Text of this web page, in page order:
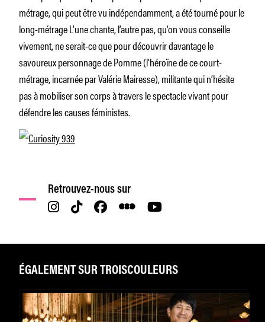
métrage, qui peut être vu indépendamment, a été tourné pour le
long-métrageL’une chante, l’autre pas,qu’on vous conseille
vivement, ne serait-ce que pour découvrir davantage le
savoureux personnage de Pomme (l’héroïne de ce court-
métrage, incarnée par Valérie Mairesse), militante qui n’hésite
pas à mobiliser son corps à travers le spectacle vivant pour
défendre les causes féministes.
Retrouvez-nous sur
ÉGALEMENT SUR TROISCOULEURS